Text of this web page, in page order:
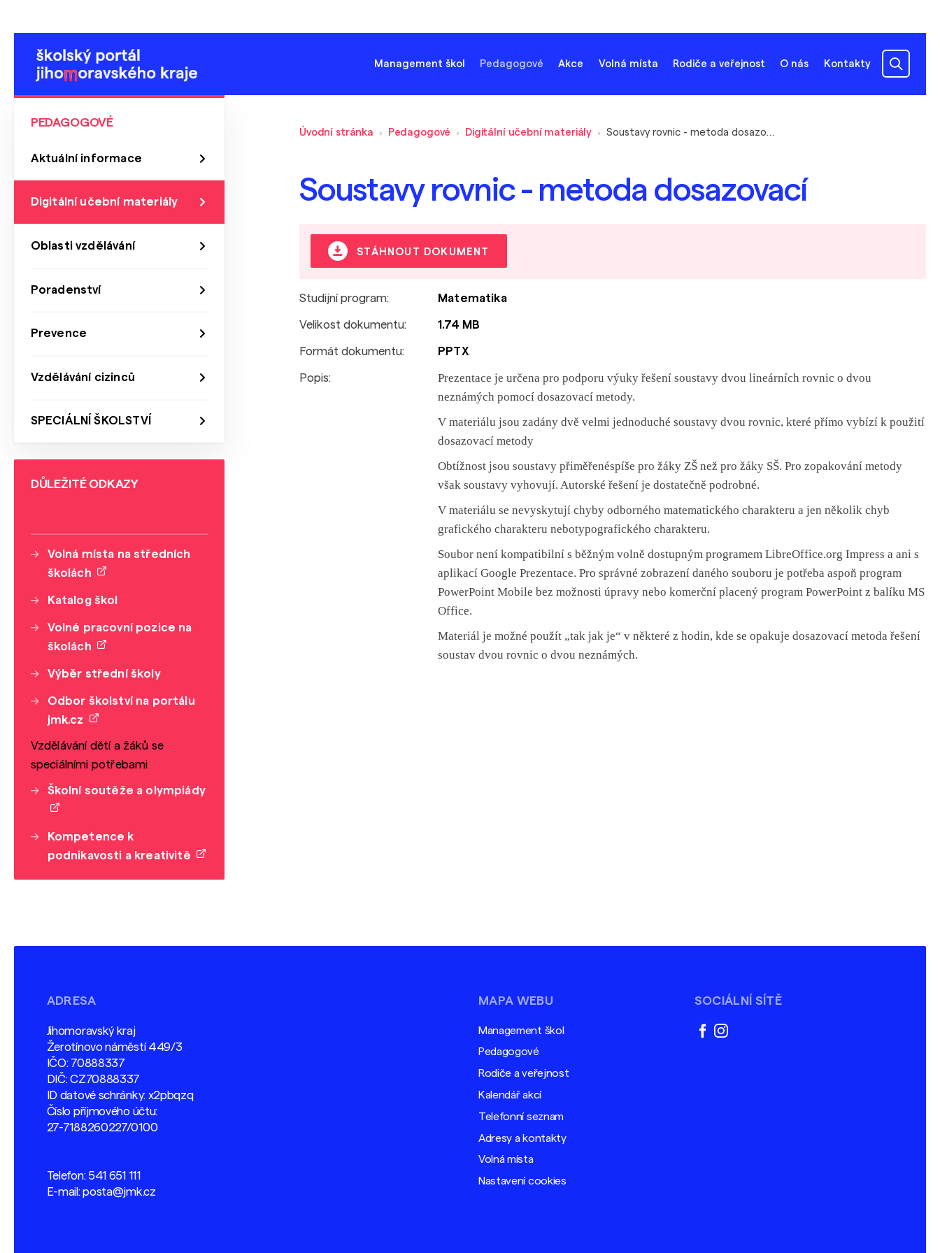
Management škol Pedagogové Akce Volná místa Rodiče a veřejnost O nás Kontakty
Úvodní stránka Pedagogové Digitální učební materiály Soustavy rovnic - metoda dosazovací
Soustavy rovnic - metoda dosazovací
STÁHNOUT DOKUMENT
Studijní program: Matematika
Velikost dokumentu: 1.74 MB
Formát dokumentu: PPTX
Popis: Prezentace je určena pro podporu výuky řešení soustavy dvou lineárních rovnic o dvou
neznámých pomocí dosazovací metody.
V materiálu jsou zadány dvě velmi jednoduché soustavy dvou rovnic, které přímo vybízí k použití
dosazovací metody
Obtížnost jsou soustavy přiměřenéspíše pro žáky ZŠ než pro žáky SŠ. Pro zopakování metody
však soustavy vyhovují. Autorské řešení je dostatečně podrobné.
V materiálu se nevyskytují chyby odborného matematického charakteru a jen několik chyb
grafického charakteru nebotypografického charakteru.
Soubor není kompatibilní s běžným volně dostupným programem LibreOffice.org Impress a ani s
aplikací Google Prezentace. Pro správné zobrazení daného souboru je potřeba aspoň program
PowerPoint Mobile bez možnosti úpravy nebo komerční placený program PowerPoint z balíku MS
Office.
Materiál je možné použít „tak jak je“ v některé z hodin, kde se opakuje dosazovací metoda řešení
soustav dvou rovnic o dvou neznámých.
PEDAGOGOVÉ
Aktuální informace
Digitální učební materiály
Oblasti vzdělávání
Poradenství
Prevence
Vzdělávání cizinců
SPECIÁLNÍ ŠKOLSTVÍ
DŮLEŽITÉ ODKAZY
Volná místa na středních
školách
Katalog škol
Volné pracovní pozice na
školách
Výběr střední školy
Odbor školství na portálu
jmk.cz
Vzdělávání dětí a žáků se
speciálními potřebami
Školní soutěže a olympiády
Kompetence k
podnikavosti a kreativitě
ADRESA
Jihomoravský kraj
Žerotínovo náměstí 449/3
IČO: 70888337
DIČ: CZ70888337
ID datové schránky: x2pbqzq
Číslo příjmového účtu:
27-7188260227/0100
Telefon: 541 651 111
E-mail:posta@jmk.cz
MAPA WEBU
Management škol
Pedagogové
Rodiče a veřejnost
Kalendář akcí
Telefonní seznam
Adresy a kontakty
Volná místa
Nastavení cookies
SOCIÁLNÍ SÍTĚ
facebook
instagram